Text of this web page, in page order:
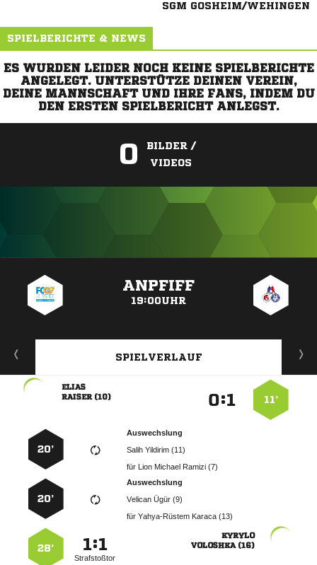
SGM GOSHEIM/WEHINGEN
SPIELBERICHTE & NEWS
ES WURDEN LEIDER NOCH KEINE SPIELBERICHTE
ANGELEGT. UNTERSTÜTZE DEINEN VEREIN,
DEINE MANNSCHAFT UND IHRE FANS, INDEM DU
DEN ERSTEN SPIELBERICHT ANLEGST.
0
BILDER /
VIDEOS
ANPFIFF
19:00UHR
SPIELVERLAUF
11’
:

 
Auswechslung
  
für    
20’
Auswechslung
  
für  
20’

 
:
Strafstoßtor
28’